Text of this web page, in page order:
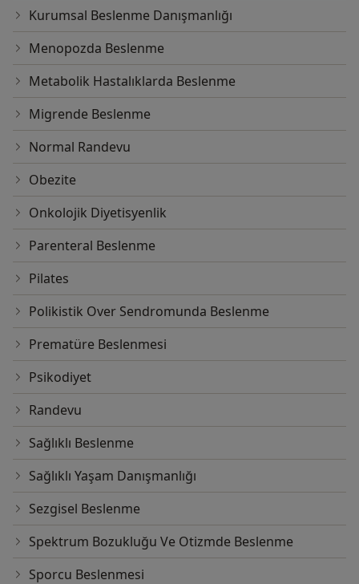
Kurumsal Beslenme Danışmanlığı
Menopozda Beslenme
Metabolik Hastalıklarda Beslenme
Migrende Beslenme
Normal Randevu
Obezite
Onkolojik Diyetisyenlik
Parenteral Beslenme
Pilates
Polikistik Over Sendromunda Beslenme
Prematüre Beslenmesi
Psikodiyet
Randevu
Sağlıklı Beslenme
Sağlıklı Yaşam Danışmanlığı
Sezgisel Beslenme
Spektrum Bozukluğu Ve Otizmde Beslenme
Sporcu Beslenmesi